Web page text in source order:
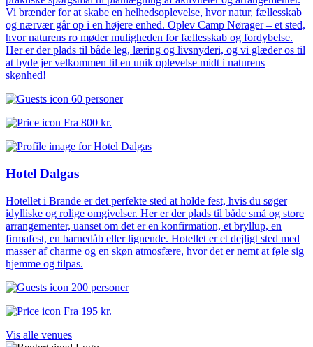
Vi brænder for at skabe en helhedsoplevelse, hvor natur, fællesskab
og nærvær går op i en højere enhed. Oplev Camp Nørager – et sted,
hvor naturens ro møder muligheden for fællesskab og fordybelse.
Her er der plads til både leg, læring og livsnyderi, og vi glæder os til
at byde jer velkommen til en unik oplevelse midt i naturens
skønhed!
60 personer
Fra 800 kr.
Hotel Dalgas
Hotellet i Brande er det perfekte sted at holde fest, hvis du søger
idylliske og rolige omgivelser. Her er der plads til både små og store
arrangementer, uanset om det er en konfirmation, et bryllup, en
firmafest, en barnedåb eller lignende. Hotellet er et dejligt sted med
masser af charme og en skøn atmosfære, hvor det er nemt at føle sig
hjemme og tilpas.
200 personer
Fra 195 kr.
Vis alle venues